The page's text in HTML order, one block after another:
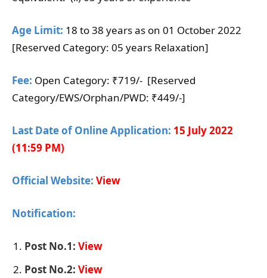
Age Limit: 18 to 38 years as on 01 October 2022
[Reserved Category: 05 years Relaxation]
Fee: Open Category: ₹719/- [Reserved
Category/EWS/Orphan/PWD: ₹449/-]
Last Date of Online Application: 15 July 2022
(11:59 PM)
Official Website: View
Notification:
Post No.1: View
Post No.2: View